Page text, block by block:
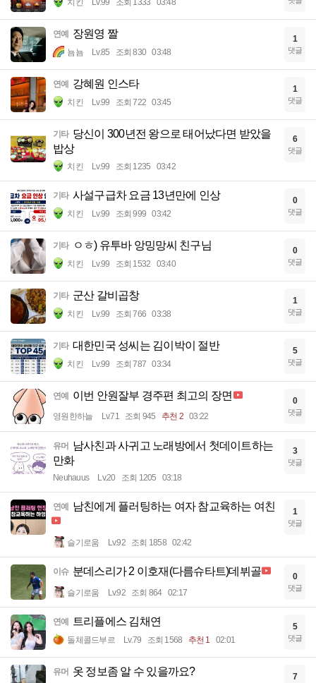
치킨 Lv.99 조회 1333 03:48
연예 장원영 짤
뇸뇸 Lv.85 조회 830 03:48
1
댓글
연예 강혜원 인스타
치킨 Lv.99 조회 722 03:45
1
댓글
기타 당신이 300년전 왕으로 태어났다면 받았을
밥상
치킨 Lv.99 조회 1235 03:42
6
댓글
기타 사설구급차 요금 13년만에 인상
치킨 Lv.99 조회 999 03:42
0
댓글
기타 ㅇㅎ) 유투바 앙밍망씨 친구님
치킨 Lv.99 조회 1532 03:40
0
댓글
기타 군산 갈비곱창
치킨 Lv.99 조회 766 03:38
1
댓글
기타 대한민국 성씨는 김이박이 절반
치킨 Lv.99 조회 787 03:34
5
댓글
연예 이번 안원잘부 경주편 최고의 장면
영원한하늘 Lv.71 조회 945 추천 2 03:22
0
댓글
유머 남사친과 사귀고 노래방에서 첫데이트하는
만화
Neuhauus Lv.20 조회 1205 03:18
3
댓글
연예 남친에게 플러팅하는 여자 참교육하는 여친
슬기로움 Lv.92 조회 1858 02:42
1
댓글
이슈 분데스리가 2 이호재(다름슈타트)데뷔골
슬기로움 Lv.92 조회 864 02:17
0
댓글
연예 트리플에스 김채연
돌체콜드부르 Lv.79 조회 1568 추천 1 02:01
5
댓글
유머 옷 정보좀 알 수 있을까요? 7